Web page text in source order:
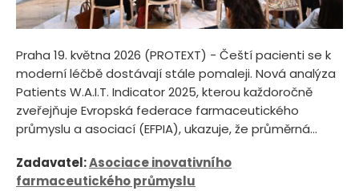
Praha 19. května 2026 (PROTEXT) - Čeští pacienti se k
moderní léčbě dostávají stále pomaleji. Nová analýza
Patients W.A.I.T. Indicator 2025, kterou každoročně
zveřejňuje Evropská federace farmaceutického
průmyslu a asociací (EFPIA), ukazuje, že průměrná...
Zadavatel:Asociace inovativního
farmaceutického průmyslu